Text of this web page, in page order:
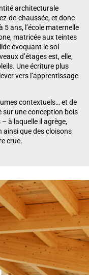
architecturale
de-chaussée, et donc
ans, l’école maternelle
matricée aux teintes
évoquant le sol
d’étages est, elle,
Une écriture plus
vers l’apprentissage
contextuels… et de
sur une conception bois
à laquelle il agrège,
ainsi que des cloisons
crue.